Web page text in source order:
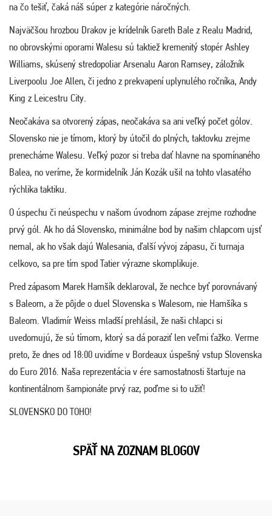
na čo tešiť, čaká náš súper z kategórie náročných.
Najväčšou hrozbou Drakov je krídelník Gareth Bale z Realu Madrid,
no obrovskými oporami Walesu sú taktiež kremenitý stopér Ashley
Williams, skúsený stredopoliar Arsenalu Aaron Ramsey, záložník
Liverpoolu Joe Allen, či jedno z prekvapení uplynulého ročníka, Andy
King z Leicestru City.
Neočakáva sa otvorený zápas, neočakáva sa ani veľký počet gólov.
Slovensko nie je tímom, ktorý by útočil do plných, taktovku zrejme
prenecháme Walesu. Veľký pozor si treba dať hlavne na spomínaného
Balea, no veríme, že kormidelník Ján Kozák ušil na tohto vlasatého
rýchlika taktiku.
O úspechu či neúspechu v našom úvodnom zápase zrejme rozhodne
prvý gól. Ak ho dá Slovensko, minimálne bod by našim chlapcom ujsť
nemal, ak ho však dajú Walesania, ďalší vývoj zápasu, či turnaja
celkovo, sa pre tím spod Tatier výrazne skomplikuje.
Pred zápasom Marek Hamšík deklaroval, že nechce byť porovnávaný
s Baleom, a že pôjde o duel Slovenska s Walesom, nie Hamšíka s
Baleom. Vladimír Weiss mladší prehlásil, že naši chlapci si
uvedomujú, že sú tímom, ktorý sa dá poraziť len veľmi ťažko. Verme
preto, že dnes od 18:00 uvidíme v Bordeaux úspešný vstup Slovenska
do Euro 2016. Naša reprezentácia v ére samostatnosti štartuje na
kontinentálnom šampionáte prvý raz, poďme si to užiť!
SLOVENSKO DO TOHO!
SPÄŤ NA ZOZNAM BLOGOV